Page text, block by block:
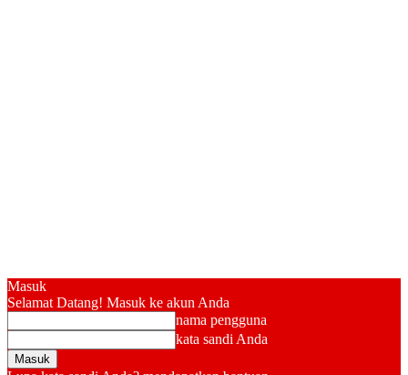
Masuk
Selamat Datang! Masuk ke akun Anda
nama pengguna
kata sandi Anda